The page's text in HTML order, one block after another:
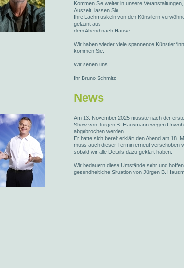
Kommen Sie weiter in unsere
Auszeit, lassen Sie
Ihre Lachmuskeln von den Künstlern
gelaunt aus
dem Abend nach Hause.
Wir haben wieder viele spannende
kommen Sie.
Wir sehen uns.
Ihr Bruno Schmitz
News
Am 13. November 2025 musste nach der
Show von Jürgen B. Hausmann wegen
abgebrochen werden.
Er hatte sich bereit erklärt den Abend am 18.
muss auch dieser Termin erneut verschoben
sobald wir alle Details dazu geklärt haben.
Wir bedauern diese Umstände sehr und
gesundheitliche Situation von Jürgen B.